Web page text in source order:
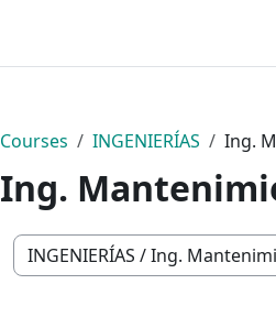
Courses INGENIERÍAS Ing.
Ing.
Course categories